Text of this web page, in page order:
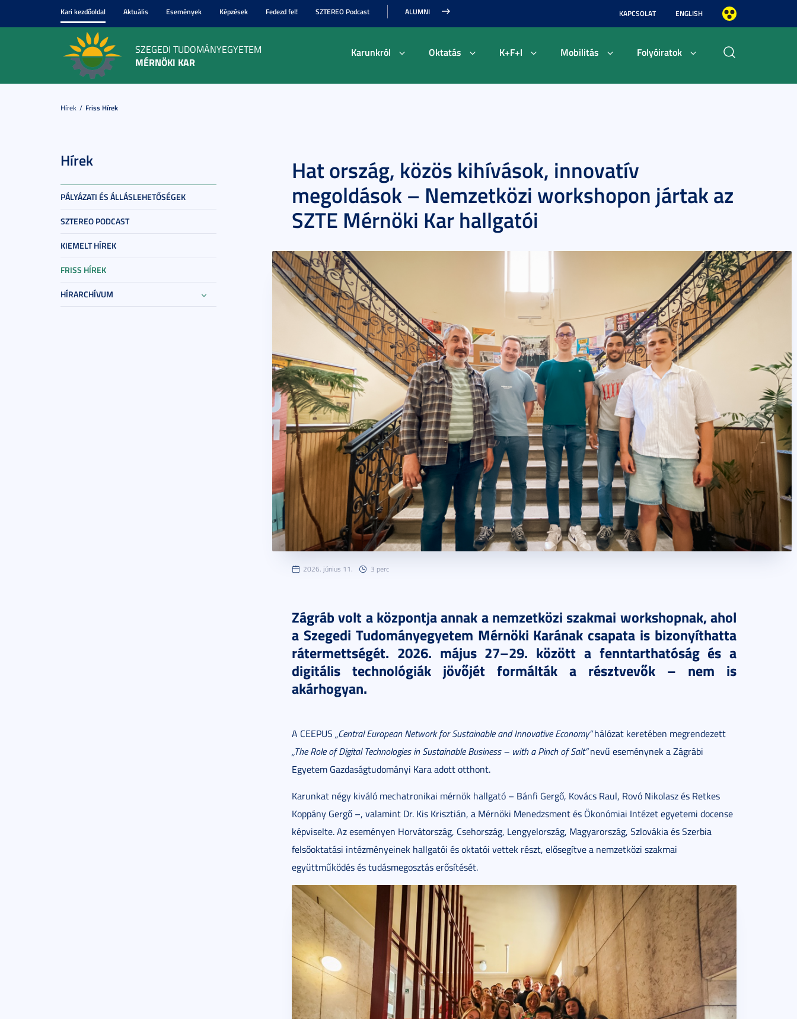
Kari kezdőoldal Aktuális Események Képzések Fedezd fel! SZTEREO Podcast ALUMNI KAPCSOLAT ENGLISH
SZEGEDI TUDOMÁNYEGYETEM
MÉRNÖKI KAR
Karunkról Oktatás K+F+I Mobilitás Folyóiratok
Hírek Friss Hírek
Hírek
PÁLYÁZATI ÉS ÁLLÁSLEHETŐSÉGEK
SZTEREO PODCAST
KIEMELT HÍREK
FRISS HÍREK
HÍRARCHÍVUM
Hat ország, közös kihívások, innovatív
megoldások – Nemzetközi workshopon jártak az
SZTE Mérnöki Kar hallgatói
2026. június 11. 3 perc
Zágráb volt a központja annak a nemzetközi szakmai workshopnak, ahol
a Szegedi Tudományegyetem Mérnöki Karának csapata is bizonyíthatta
rátermettségét. 2026. május 27–29. között a fenntarthatóság és a
digitális technológiák jövőjét formálták a résztvevők – nem is
akárhogyan.
A CEEPUS „Central European Network for Sustainable and Innovative Economy”hálózat keretében megrendezett
„The Role of Digital Technologies in Sustainable Business – with a Pinch of Salt”nevű eseménynek a Zágrábi
Egyetem Gazdaságtudományi Kara adott otthont.
Karunkat négy kiváló mechatronikai mérnök hallgató – Bánfi Gergő, Kovács Raul, Rovó Nikolasz és Retkes
Koppány Gergő –, valamint Dr. Kis Krisztián, a Mérnöki Menedzsment és Ökonómiai Intézet egyetemi docense
képviselte. Az eseményen Horvátország, Csehország, Lengyelország, Magyarország, Szlovákia és Szerbia
felsőoktatási intézményeinek hallgatói és oktatói vettek részt, elősegítve a nemzetközi szakmai
együttműködés és tudásmegosztás erősítését.